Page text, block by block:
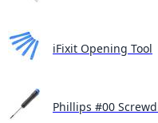
iFixit Opening Tool
Phillips #00